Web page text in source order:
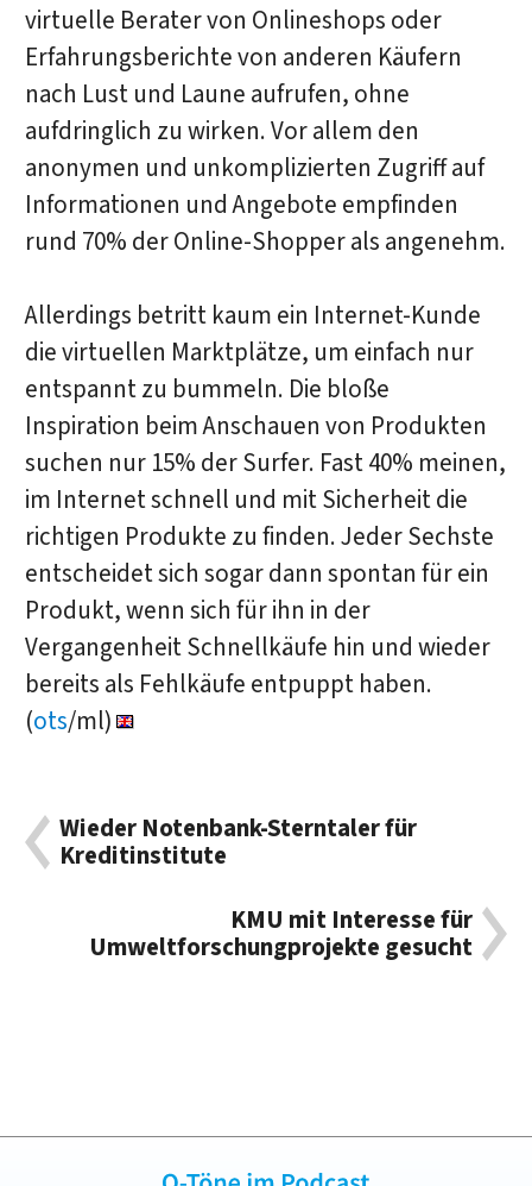
virtuelle Berater von Onlineshops oder
Erfahrungsberichte von anderen Käufern
nach Lust und Laune aufrufen, ohne
aufdringlich zu wirken. Vor allem den
anonymen und unkomplizierten Zugriff auf
Informationen und Angebote empfinden
rund 70% der Online-Shopper als angenehm.
Allerdings betritt kaum ein Internet-Kunde
die virtuellen Marktplätze, um einfach nur
entspannt zu bummeln. Die bloße
Inspiration beim Anschauen von Produkten
suchen nur 15% der Surfer. Fast 40% meinen,
im Internet schnell und mit Sicherheit die
richtigen Produkte zu finden. Jeder Sechste
entscheidet sich sogar dann spontan für ein
Produkt, wenn sich für ihn in der
Vergangenheit Schnellkäufe hin und wieder
bereits als Fehlkäufe entpuppt haben.
(ots/ml)
Wieder Notenbank-Sterntaler für
Kreditinstitute
KMU mit Interesse für
Umweltforschungprojekte gesucht